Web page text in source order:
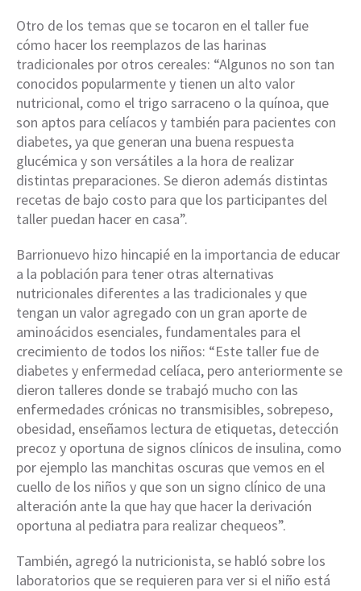
Otro de los temas que se tocaron en el taller fue
cómo hacer los reemplazos de las harinas
tradicionales por otros cereales: “Algunos no son tan
conocidos popularmente y tienen un alto valor
nutricional, como el trigo sarraceno o la quínoa, que
son aptos para celíacos y también para pacientes con
diabetes, ya que generan una buena respuesta
glucémica y son versátiles a la hora de realizar
distintas preparaciones. Se dieron además distintas
recetas de bajo costo para que los participantes del
taller puedan hacer en casa”.
Barrionuevo hizo hincapié en la importancia de educar
a la población para tener otras alternativas
nutricionales diferentes a las tradicionales y que
tengan un valor agregado con un gran aporte de
aminoácidos esenciales, fundamentales para el
crecimiento de todos los niños: “Este taller fue de
diabetes y enfermedad celíaca, pero anteriormente se
dieron talleres donde se trabajó mucho con las
enfermedades crónicas no transmisibles, sobrepeso,
obesidad, enseñamos lectura de etiquetas, detección
precoz y oportuna de signos clínicos de insulina, como
por ejemplo las manchitas oscuras que vemos en el
cuello de los niños y que son un signo clínico de una
alteración ante la que hay que hacer la derivación
oportuna al pediatra para realizar chequeos”.
También, agregó la nutricionista, se habló sobre los
laboratorios que se requieren para ver si el niño está